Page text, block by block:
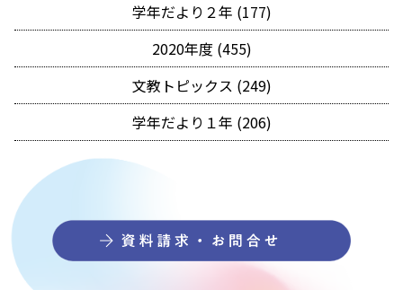
学年だより２年 (177)
2020年度 (455)
文教トピックス (249)
学年だより１年 (206)